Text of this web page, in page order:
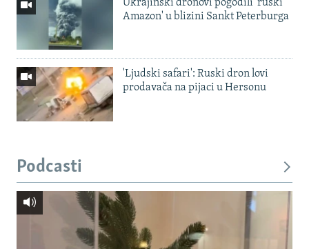
Ukrajinski dronovi pogodili 'ruski
Amazon' u blizini Sankt Peterburga
'Ljudski safari': Ruski dron lovi
prodavača na pijaci u Hersonu
Podcasti